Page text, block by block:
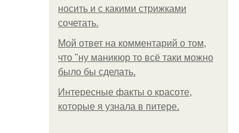
носить и с какими стрижками
сочетать.
Мой ответ на комментарий о том,
что "ну маникюр то всё таки можно
было бы сделать.
Интересные факты о красоте,
которые я узнала в питере.